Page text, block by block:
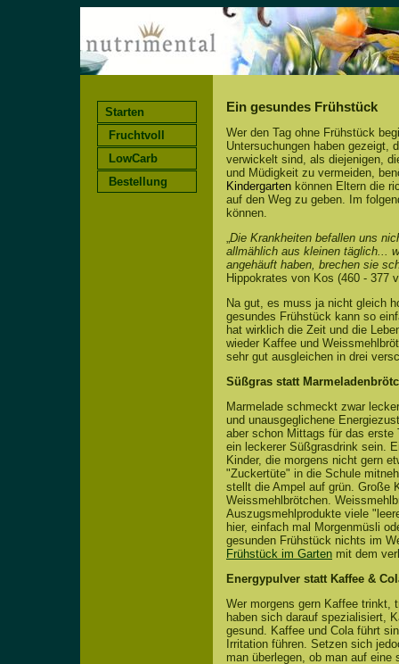
Starten
Fruchtvoll
LowCarb
Bestellung
Ein gesundes Frühstück
Wer den Tag ohne Frühstück
Untersuchungen haben gezeigt,
verwickelt sind, als diejenigen,
und Müdigkeit zu vermeiden,
Kindergarten können Eltern die
auf den Weg zu geben. Im
können.
„Die Krankheiten befallen uns
allmählich aus kleinen täglich...
angehäuft haben, brechen sie
Hippokrates von Kos (460 - 377
Na gut, es muss ja nicht gleich
gesundes Frühstück kann so
hat wirklich die Zeit und die
wieder Kaffee und
sehr gut ausgleichen in drei
Süßgras statt
Marmelade schmeckt zwar
und unausgeglichene
aber schon Mittags für das
ein leckerer Süßgrasdrink sein.
Kinder, die morgens nicht gern
"Zuckertüte" in die Schule
stellt die Ampel auf grün. Große
Weissmehlbrötchen.
Auszugsmehlprodukte viele
hier, einfach mal Morgenmüsli
gesunden Frühstück nichts im
Frühstück im Garten mit dem
Energypulver statt Kaffee &
Wer morgens gern Kaffee trinkt,
haben sich darauf spezialisiert,
gesund. Kaffee und Cola führt
Irritation führen. Setzen sich
man überlegen, ob man auf